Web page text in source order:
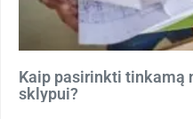
Kaip pasirinkti tinkamą
sklypui?